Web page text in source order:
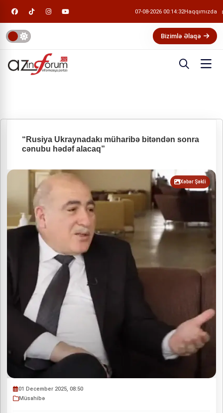
07-08-2026 00:14:33Haqqımızda
Bizimlə Əlaqə
“Rusiya Ukraynadakı müharibə bitəndən sonra
cənubu hədəf alacaq”
Xəbər Şəkli
01 December 2025, 08:50
Müsahibə